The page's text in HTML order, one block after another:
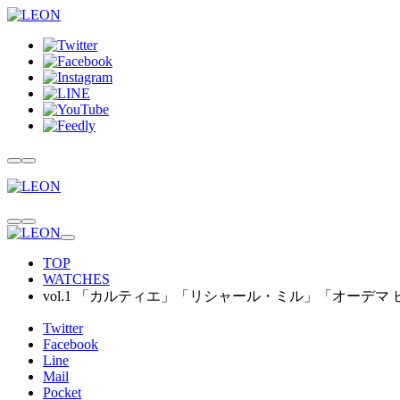
TOP
WATCHES
vol.1 「カルティエ」「リシャール・ミル」「オーデマ
Twitter
Facebook
Line
Mail
Pocket